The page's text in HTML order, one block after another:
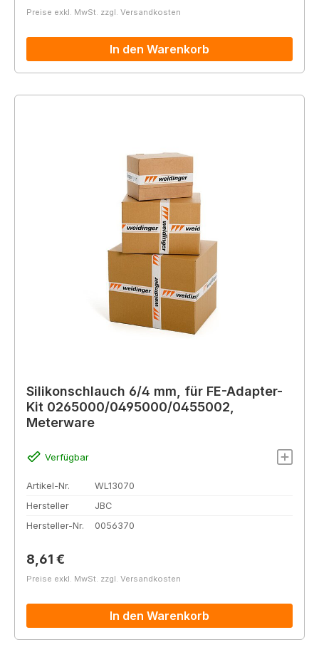
Preise exkl. MwSt. zzgl. Versandkosten
In den Warenkorb
Silikonschlauch 6/4 mm, für FE-Adapter-
Kit 0265000/0495000/0455002,
Meterware
Verfügbar
Artikel-Nr.
WL13070
Hersteller
JBC
Hersteller-Nr.
0056370
Regulärer Preis:
8,61 €
Preise exkl. MwSt. zzgl. Versandkosten
In den Warenkorb